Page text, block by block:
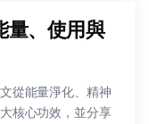
量、使用與
從能量淨化、精神
核心功效，並分享